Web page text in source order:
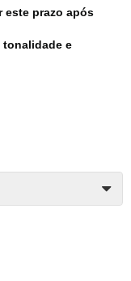
este prazo após
tonalidade e